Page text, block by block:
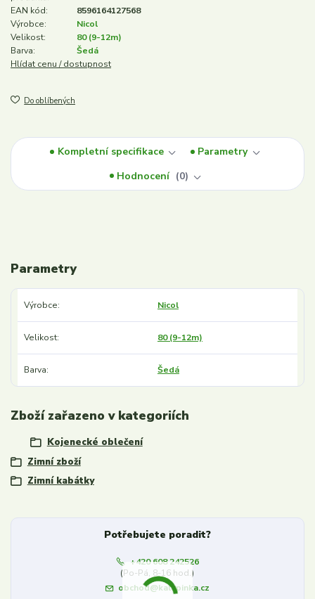
EAN kód:
8596164127568
Výrobce:
Nicol
Velikost:
80 (9-12m)
Barva:
Šedá
Hlídat cenu / dostupnost
Do oblíbených
Kompletní specifikace
Parametry
Hodnocení
0
Parametry
Výrobce Nicol
Velikost 80 (9-12m)
Barva Šedá
Zboží zařazeno v kategoriích
Kojenecké oblečení
Zimní zboží
Zimní kabátky
Potřebujete poradit?
+420 608 242526
(Po-Pá, 8-16 hod.)
obchod@kalupinka.cz